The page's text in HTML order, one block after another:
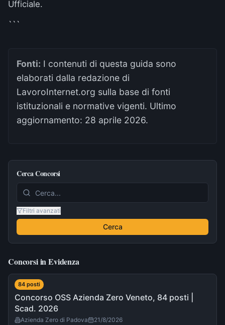
Ufficiale.
```
Fonti: I contenuti di questa guida sono
elaborati dalla redazione di
LavoroInternet.org sulla base di fonti
istituzionali e normative vigenti. Ultimo
aggiornamento: 28 aprile 2026.
Cerca Concorsi
Filtri avanzati
Cerca
Concorsi in Evidenza
84 posti
Concorso OSS Azienda Zero Veneto, 84 posti |
Scad. 2026
Azienda Zero di Padova 21/8/2026